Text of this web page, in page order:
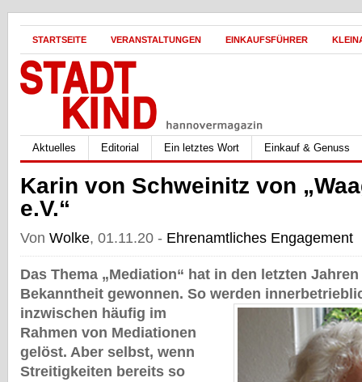
STARTSEITE VERANSTALTUNGEN EINKAUFSFÜHRER
Aktuelles Editorial Ein letztes Wort Einkauf & Genuss
Karin von Schweinitz von
e.V.“
Von Wolke, 01.11.20 - Ehrenamtliches Engagement
Das Thema „Mediation“ hat in den letzten
Bekanntheit gewonnen. So werden
inzwischen häufig im
Rahmen von Mediationen
gelöst. Aber selbst, wenn
Streitigkeiten bereits so